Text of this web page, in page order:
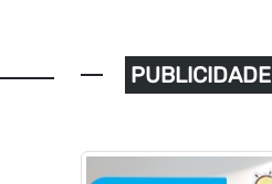
PUBLICIDADE